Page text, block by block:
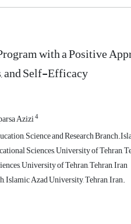
with a Positive
and Self-Efficacy
Azizi4
Science and Research
Sciences, University of Tehran,
University of Tehran, Tehran, Iran
Islamic Azad University, Tehran, Iran.